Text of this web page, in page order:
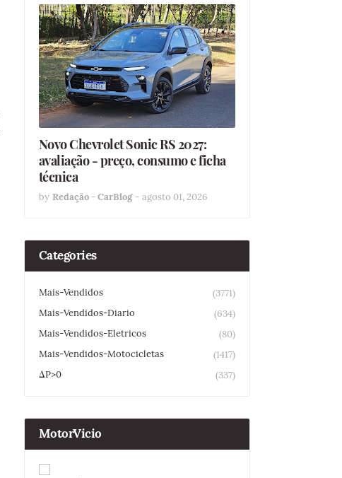
Novo Chevrolet Sonic RS 2027:
avaliação - preço, consumo e ficha
técnica
by Redação - CarBlog - agosto 01, 2026
Categories
Mais-Vendidos
(3771)
Mais-Vendidos-Diario
(634)
Mais-Vendidos-Eletricos
(80)
Mais-Vendidos-Motocicletas
(1417)
ΔP>0
(337)
MotorVicio